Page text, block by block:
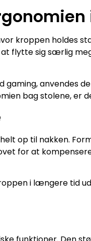
kroppen holdes
at flytte sig særlig
anvendes
bag stolene, er
op til nakken.
for at
i længere tid